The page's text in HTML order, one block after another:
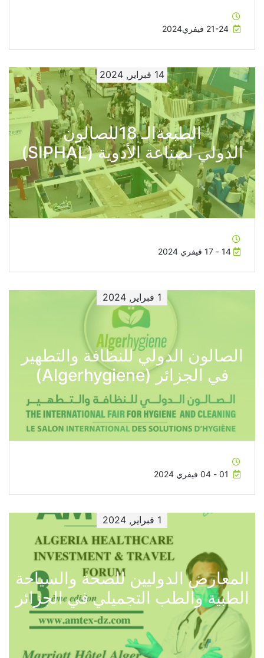
14 فبراير, 2024
الطبعةالـ 18للصالون
الدولي لصناعة الأدوية (SIPHAL)
14 - 17 فيفري 2024
1 فبراير, 2024
الصالون الدولي للنظافة والتطهير
في الجزائر (Algerhygiene)
1 فبراير, 2024
المعارض الدوليين للصحة والسياحة
الطبية والطب التجميلي في الجزائر